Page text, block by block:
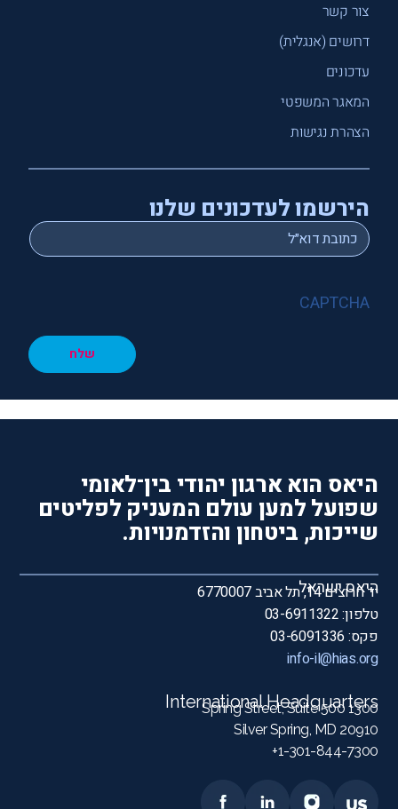
צור קשר
דרושים (אנגלית)
עדכונים
המאגר המשפטי
הצהרת נגישות
הירשמו לעדכונים שלנו
Email
*
CAPTCHA
שלח
היאס הוא ארגון יהודי בין־לאומי
שפועל למען עולם המעניק לפליטים
שייכות, ביטחון והזדמנויות.
היאס ישראל
יד חרוצים 14, תל אביב 6770007
טלפון: 03-6911322
פקס: 03-6091336
info-il@hias.org
International Headquarters
1300 Spring Street, Suite 500
Silver Spring, MD 20910
1-301-844-7300+